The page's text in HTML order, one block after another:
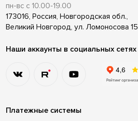
пн-вс с 10.00-19.00
173016, Россия, Новгородская обл.,
Великий Новгород, ул. Ломоносова 15
Наши аккаунты в социальных сетях
Платежные системы